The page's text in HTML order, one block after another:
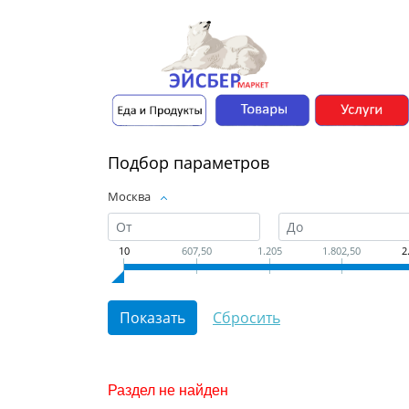
Подбор параметров
Москва
10 607,50 1.205 1.802,50
Раздел не найден